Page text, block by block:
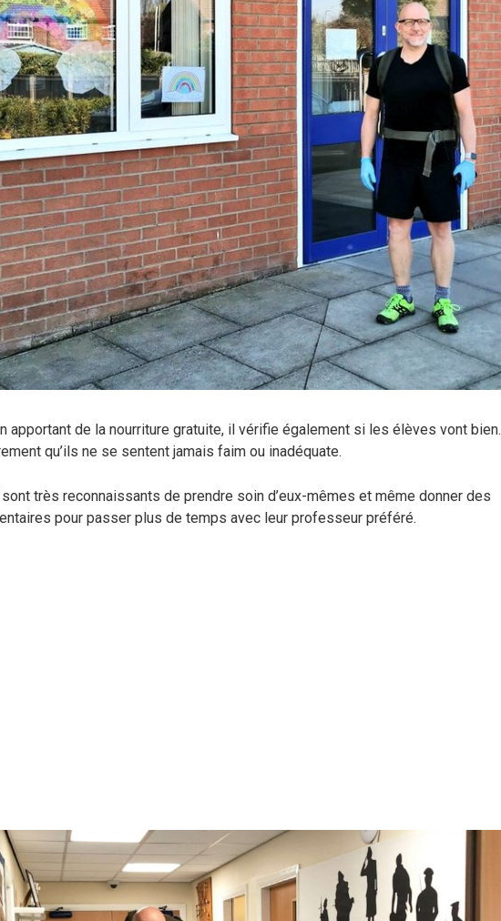
apportant de la nourriture gratuite, il vérifie également si les élèves vont bien.
qu’ils ne se sentent jamais faim ou inadéquate.
très reconnaissants de prendre soin d’eux-mêmes et même donner des
pour passer plus de temps avec leur professeur préféré.